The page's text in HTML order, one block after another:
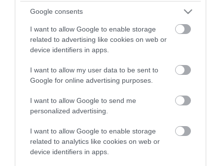
Google consents
I want to allow Google to enable storage
related to advertising like cookies on web or
device identifiers in apps.
I want to allow my user data to be sent to
Google for online advertising purposes.
I want to allow Google to send me
personalized advertising.
I want to allow Google to enable storage
related to analytics like cookies on web or
device identifiers in apps.
esetén az észlelést követően haladéktalanul intézkedni
kell a hozzászólás eltávolítása iránt, az ilyen kommentek
következménye az azonnali és végleges kitiltás.
8. A Kiadó az általa működtetett Egri Ügyek oldalon
(egriugyek.hu) nem engedi meg a kommentálást. A
közösségi oldalain a hozzászólással a hozzászólók
automatikusan elismerik és vállalják, hogy elfogadják a
szabályzatot.
szemben panasz nyújtható be a info [kukac] egriugyek
[pont] hu címre. Kérjük, tárgyként tüntessék fel: Panasz a
kommentelási szabály megsértésére irányuló döntés ellen.